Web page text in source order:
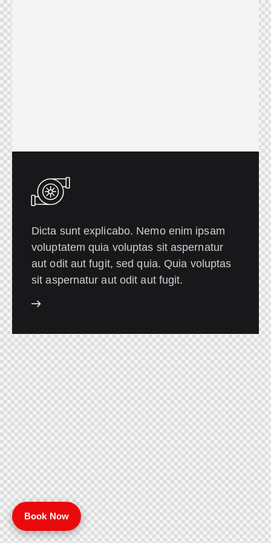
Dicta sunt explicabo. Nemo enim ipsam
voluptatem quia voluptas sit aspernatur
aut odit aut fugit, sed quia. Quia voluptas
sit aspernatur aut odit aut fugit.
Book Now